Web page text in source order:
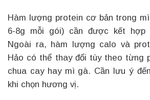
Hàm lượng protein cơ bản trong
6-8g mỗi gói) cần được kết hợp
Ngoài ra, hàm lượng calo và
Hảo có thể thay đổi tùy theo từng
chua cay hay mì gà. Cần lưu ý
khi chọn hương vị.